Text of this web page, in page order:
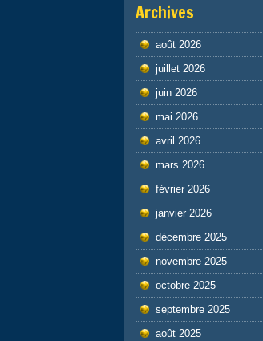
Archives
août 2026
juillet 2026
juin 2026
mai 2026
avril 2026
mars 2026
février 2026
janvier 2026
décembre 2025
novembre 2025
octobre 2025
septembre 2025
août 2025